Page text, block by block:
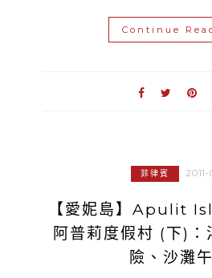
Continue
菲律賓 2011-
【愛妮島】Apulit
阿普莉度假村 (下)：
險、沙灘